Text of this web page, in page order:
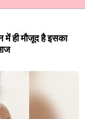
ही मौजूद है इसका